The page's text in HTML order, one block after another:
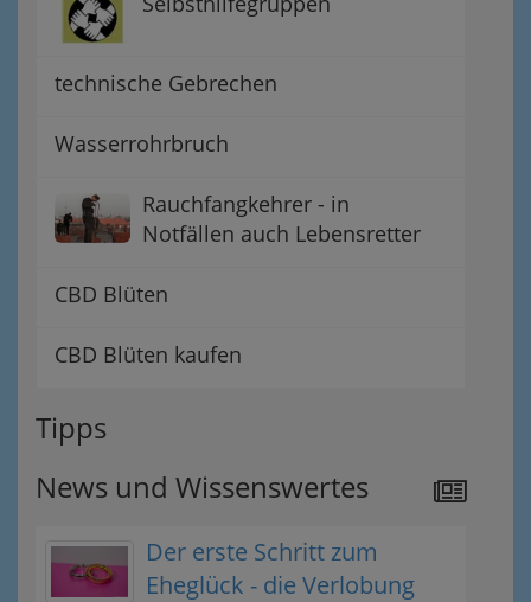
technische Gebrechen
Wasserrohrbruch
Rauchfangkehrer - in
Notfällen auch Lebensretter
CBD Blüten
CBD Blüten kaufen
Tipps
News und Wissenswertes
Der erste Schritt zum
Eheglück - die Verlobung